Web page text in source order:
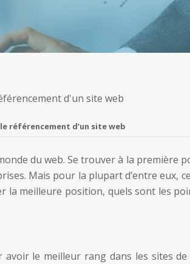
référencement d’un site web
du web. Se trouver à la première
Mais pour la plupart d’entre eux,
la meilleure position, quels sont les
le meilleur rang dans les sites de